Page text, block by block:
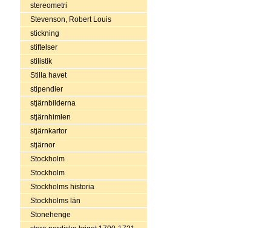
stereometri
Stevenson, Robert Louis
stickning
stiftelser
stilistik
Stilla havet
stipendier
stjärnbilderna
stjärnhimlen
stjärnkartor
stjärnor
Stockholm
Stockholm
Stockholms historia
Stockholms län
Stonehenge